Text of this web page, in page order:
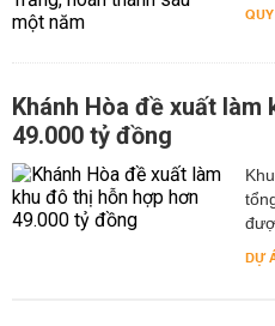
Khánh Hòa đề xuất làm
49.000 tỷ đồng
DỰ